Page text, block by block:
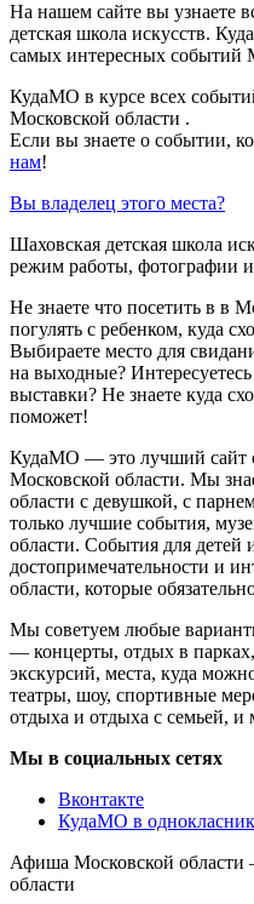
На нашем сайте вы узнаете
детская школа искусств.
самых интересных событий
КудаМО в курсе всех
Московской области .
Если вы знаете о событии,
нам!
Вы владелец этого места?
Шаховская детская школа
режим работы, фотографии
Не знаете что посетить в в
погулять с ребенком, куда
Выбираете место для
на выходные?
выставки? Не знаете куда
поможет!
КудаМО — это лучший сайт
Московской области. Мы
области с девушкой, с
только лучшие события,
области. События для детей
достопримечательности и
области, которые
Мы советуем любые
— концерты, отдых в
экскурсий, места, куда
театры, шоу, спортивные
отдыха и отдыха с семьей, и
Мы в социальных сетях
Вконтакте
КудаМО в
Афиша Московской области
области